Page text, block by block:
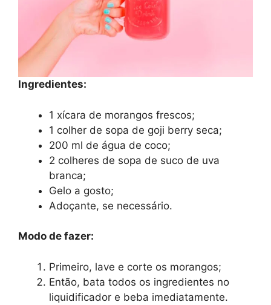
Ingredientes:
1 xícara de morangos frescos;
1 colher de sopa de goji berry seca;
200 ml de água de coco;
2 colheres de sopa de suco de uva
branca;
Gelo a gosto;
Adoçante, se necessário.
Modo de fazer:
Primeiro, lave e corte os morangos;
Então, bata todos os ingredientes no
liquidificador e beba imediatamente.